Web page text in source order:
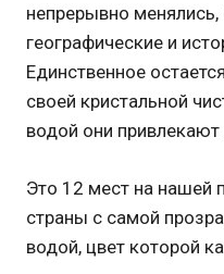
непрерывно
географические и
Единственное
своей кристальной
водой они
Это 12 мест на нашей
страны с самой
водой, цвет которой